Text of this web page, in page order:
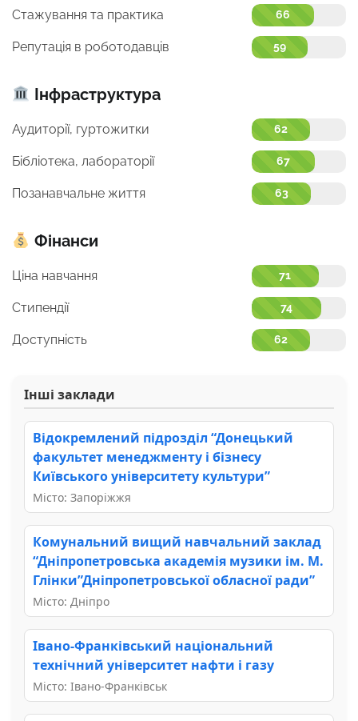
Стажування та практика 66
Репутація в роботодавців 59
Інфраструктура
Аудиторії, гуртожитки 62
Бібліотека, лабораторії 67
Позанавчальне життя 63
Фінанси
Ціна навчання 71
Стипендії 74
Доступність 62
Інші заклади
Відокремлений підрозділ “Донецький
факультет менеджменту і бізнесу
Київського університету культури”
Місто: Запоріжжя
Комунальний вищий навчальний заклад
“Дніпропетровська академія музики ім. М.
Глінки”Дніпропетровської обласної ради”
Місто: Дніпро
Івано-Франківський національний
технічний університет нафти і газу
Місто: Івано-Франківськ